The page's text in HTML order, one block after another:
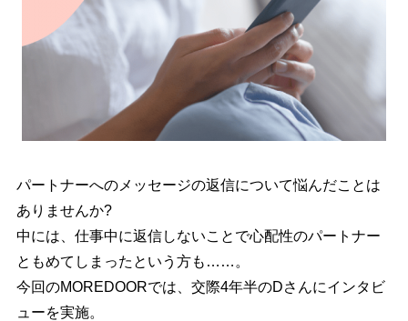
パートナーへのメッセージの返信について悩んだことは
ありませんか?
中には、仕事中に返信しないことで心配性のパートナー
ともめてしまったという方も……。
今回のMOREDOORでは、交際4年半のDさんにインタビ
ューを実施。